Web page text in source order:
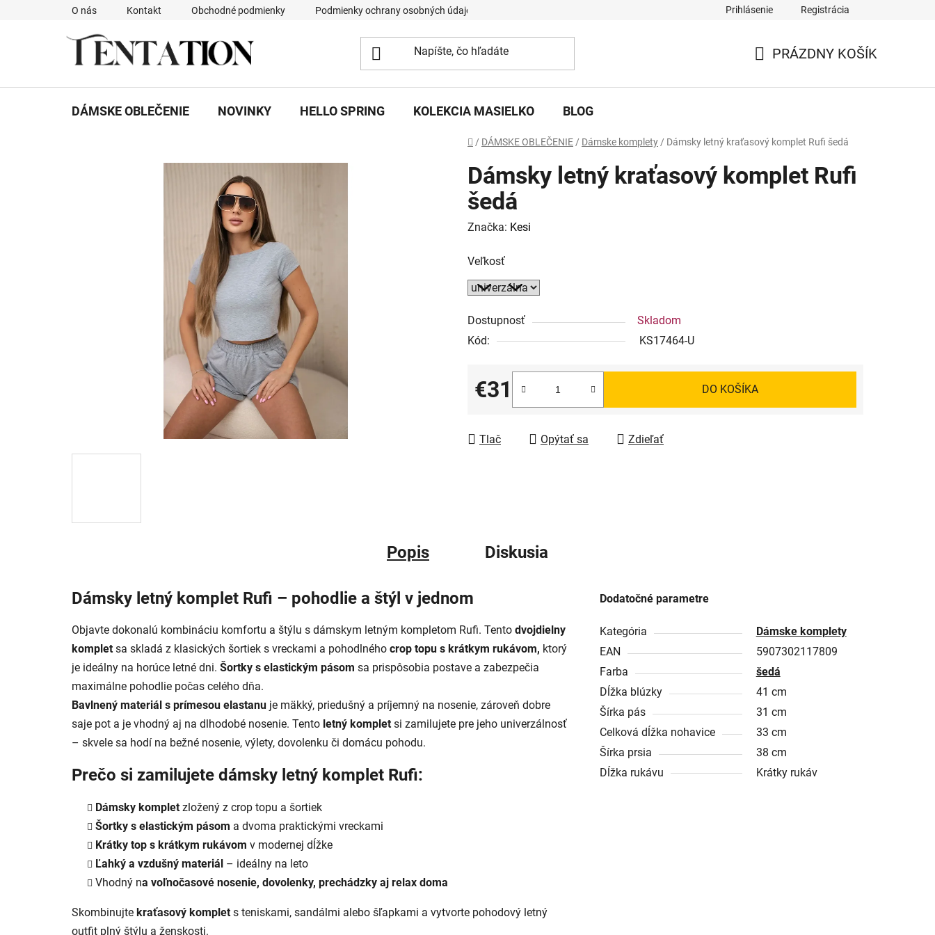
O nás Kontakt Obchodné podmienky Podmienky ochrany osobných údajov Prihlásenie Registrácia
PRÁZDNY KOŠÍK
DÁMSKE OBLEČENIE NOVINKY HELLO SPRING KOLEKCIA MASIELKO BLOG
Domov
/ DÁMSKE OBLEČENIE / Dámske komplety / Dámsky letný kraťasový komplet Rufi šedá
Dámsky letný kraťasový komplet Rufi
šedá
Značka: Kesi
Veľkosť
Dostupnosť
Skladom
Kód:
KS17464-U
€31
Jednotková cena:
DO KOŠÍKA
Tlač Opýtať sa Zdieľať
Popis Diskusia
Dámsky letný komplet Rufi – pohodlie a štýl v jednom
Objavte dokonalú kombináciu komfortu a štýlu s dámskym letným kompletom Rufi. Tento dvojdielny
komplet sa skladá z klasických šortiek s vreckami a pohodlného crop topu s krátkym rukávom, ktorý
je ideálny na horúce letné dni. Šortky s elastickým pásom sa prispôsobia postave a zabezpečia
maximálne pohodlie počas celého dňa.
Bavlnený materiál s prímesou elastanu je mäkký, priedušný a príjemný na nosenie, zároveň dobre
saje pot a je vhodný aj na dlhodobé nosenie. Tento letný komplet si zamilujete pre jeho univerzálnosť
– skvele sa hodí na bežné nosenie, výlety, dovolenku či domácu pohodu.
Prečo si zamilujete dámsky letný komplet Rufi:
Dámsky komplet zložený z crop topu a šortiek
Šortky s elastickým pásom a dvoma praktickými vreckami
Krátky top s krátkym rukávom v modernej dĺžke
Ľahký a vzdušný materiál – ideálny na leto
Vhodný na voľnočasové nosenie, dovolenky, prechádzky aj relax doma
Skombinujte kraťasový komplet s teniskami, sandálmi alebo šľapkami a vytvorte pohodový letný
outfit plný štýlu a ženskosti.
Dodatočné parametre
Kategória
Dámske komplety
EAN
5907302117809
Farba
šedá
Dĺžka blúzky
41 cm
Šírka pás
31 cm
Celková dĺžka nohavice
33 cm
Šírka prsia
38 cm
Dĺžka rukávu
Krátky rukáv